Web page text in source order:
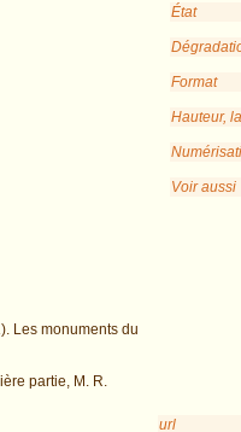
Les monuments du
partie, M. R.
État
Format
Hauteur,
Voir aussi
url